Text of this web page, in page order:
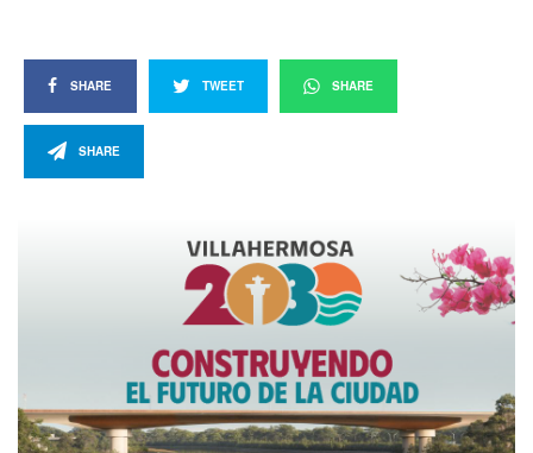
SHARE TWEET SHARE
SHARE